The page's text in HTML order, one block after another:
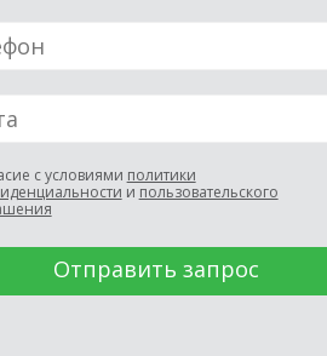
с условиями политики
и пользовательского